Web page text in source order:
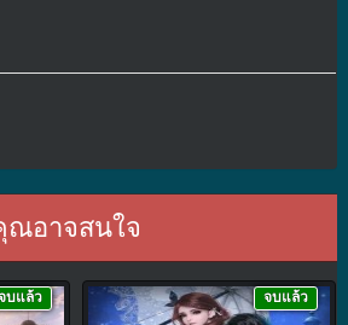
ณอาจสนใจ
บแล้ว จบแล้ว